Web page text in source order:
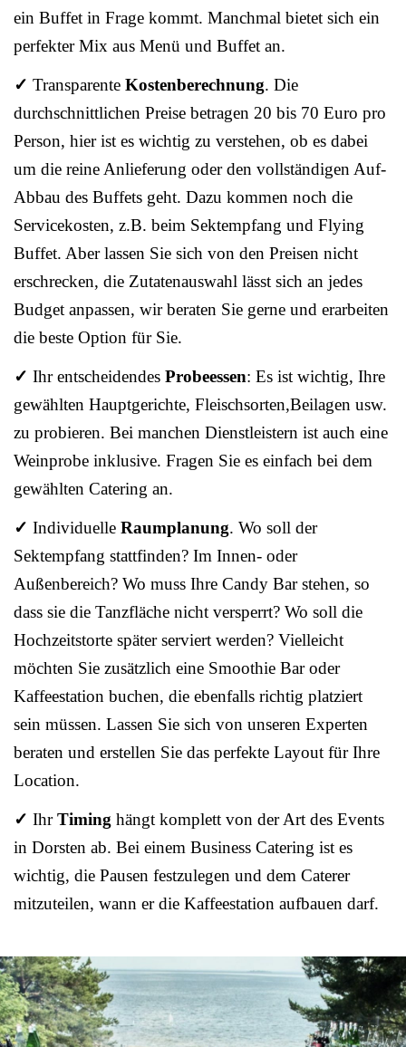
ein Buffet in Frage kommt. Manchmal bietet sich ein
perfekter Mix aus Menü und Buffet an.
✓ Transparente Kostenberechnung. Die
durchschnittlichen Preise betragen 20 bis 70 Euro pro
Person, hier ist es wichtig zu verstehen, ob es dabei
um die reine Anlieferung oder den vollständigen Auf-
Abbau des Buffets geht. Dazu kommen noch die
Servicekosten, z.B. beim Sektempfang und Flying
Buffet. Aber lassen Sie sich von den Preisen nicht
erschrecken, die Zutatenauswahl lässt sich an jedes
Budget anpassen, wir beraten Sie gerne und erarbeiten
die beste Option für Sie.
✓ Ihr entscheidendes Probeessen: Es ist wichtig, Ihre
gewählten Hauptgerichte, Fleischsorten,Beilagen usw.
zu probieren. Bei manchen Dienstleistern ist auch eine
Weinprobe inklusive. Fragen Sie es einfach bei dem
gewählten Catering an.
✓ Individuelle Raumplanung. Wo soll der
Sektempfang stattfinden? Im Innen- oder
Außenbereich? Wo muss Ihre Candy Bar stehen, so
dass sie die Tanzfläche nicht versperrt? Wo soll die
Hochzeitstorte später serviert werden? Vielleicht
möchten Sie zusätzlich eine Smoothie Bar oder
Kaffeestation buchen, die ebenfalls richtig platziert
sein müssen. Lassen Sie sich von unseren Experten
beraten und erstellen Sie das perfekte Layout für Ihre
Location.
✓ IhrTiming hängt komplett von der Art des Events
in Dorsten ab. Bei einem Business Catering ist es
wichtig, die Pausen festzulegen und dem Caterer
mitzuteilen, wann er die Kaffeestation aufbauen darf.